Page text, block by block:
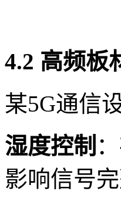
4.2 高频板
某5G通信
湿度控制
影响信号完